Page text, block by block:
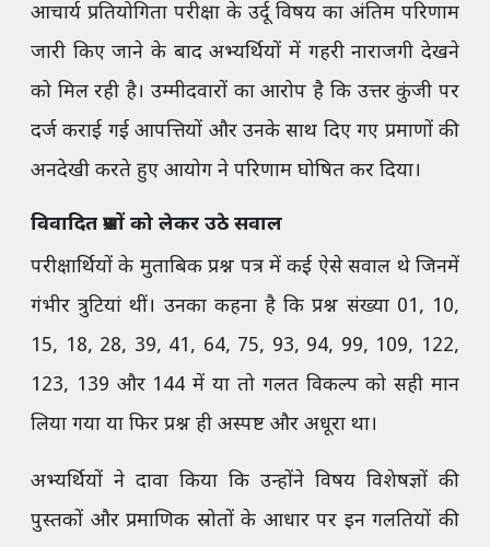
आचार्य प्रतियोगिता परीक्षा के उर्दू विषय का अंतिम परिणाम
जारी किए जाने के बाद अभ्यर्थियों में गहरी नाराजगी देखने
को मिल रही है। उम्मीदवारों का आरोप है कि उत्तर कुंजी पर
दर्ज कराई गई आपत्तियों और उनके साथ दिए गए प्रमाणों की
अनदेखी करते हुए आयोग ने परिणाम घोषित कर दिया।
विवादित प्रश्नों को लेकर उठे सवाल
परीक्षार्थियों के मुताबिक प्रश्न पत्र में कई ऐसे सवाल थे जिनमें
गंभीर त्रुटियां थीं। उनका कहना है कि प्रश्न संख्या 01, 10,
15, 18, 28, 39, 41, 64, 75, 93, 94, 99, 109, 122,
123, 139 और 144 में या तो गलत विकल्प को सही मान
लिया गया या फिर प्रश्न ही अस्पष्ट और अधूरा था।
अभ्यर्थियों ने दावा किया कि उन्होंने विषय विशेषज्ञों की
पुस्तकों और प्रमाणिक स्रोतों के आधार पर इन गलतियों की